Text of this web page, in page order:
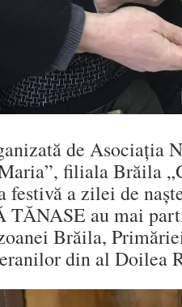
de Asociația
filiala Brăila
festivă a zilei de
TĂNASE au mai
Brăila,
din al Doilea